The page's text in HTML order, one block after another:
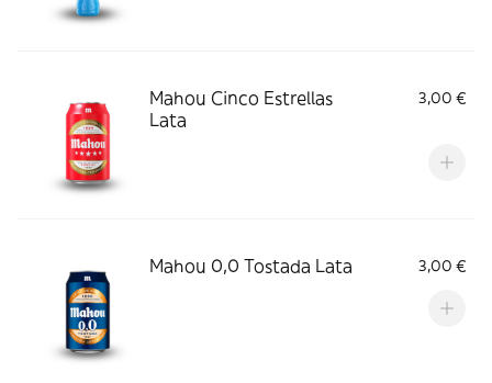
Mahou Cinco Estrellas
Lata
3,00 €
Mahou 0,0 Tostada Lata 3,00 €